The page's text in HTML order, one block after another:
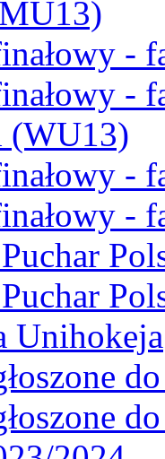
-
-
(WU13)
-
-
Unihokeja